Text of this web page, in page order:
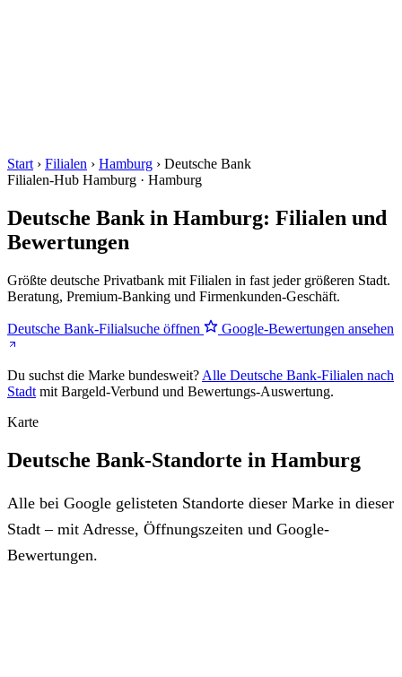
Start › Filialen › Hamburg › Deutsche Bank
Filialen-Hub Hamburg · Hamburg
Deutsche Bank in Hamburg: Filialen und
Bewertungen
Größte deutsche Privatbank mit Filialen in fast jeder größeren Stadt.
Beratung, Premium-Banking und Firmenkunden-Geschäft.
Deutsche Bank-Filialsuche öffnen Google-Bewertungen ansehen
Du suchst die Marke bundesweit? Alle Deutsche Bank-Filialen nach
Stadt mit Bargeld-Verbund und Bewertungs-Auswertung.
Karte
Deutsche Bank-Standorte in Hamburg
Alle bei Google gelisteten Standorte dieser Marke in dieser
Stadt – mit Adresse, Öffnungszeiten und Google-
Bewertungen.